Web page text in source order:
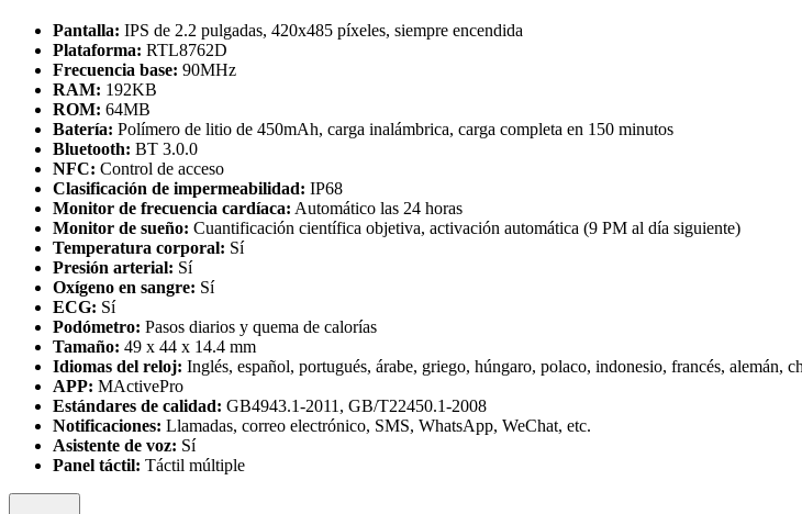
Pantalla: IPS de 2.2 pulgadas, 420x485 píxeles, siempre encendida
Plataforma: RTL8762D
Frecuencia base: 90MHz
RAM: 192KB
ROM: 64MB
Batería: Polímero de litio de 450mAh, carga inalámbrica, carga completa en 150 minutos
Bluetooth: BT 3.0.0
NFC: Control de acceso
Clasificación de impermeabilidad: IP68
Monitor de frecuencia cardíaca: Automático las 24 horas
Monitor de sueño: Cuantificación científica objetiva, activación automática (9 PM al día siguiente)
Temperatura corporal: Sí
Presión arterial: Sí
Oxígeno en sangre: Sí
ECG: Sí
Podómetro: Pasos diarios y quema de calorías
Tamaño: 49 x 44 x 14.4 mm
Idiomas del reloj: Inglés, español, portugués, árabe, griego, húngaro, polaco, indonesio, francés, alemán,
APP: MActivePro
Estándares de calidad: GB4943.1-2011, GB/T22450.1-2008
Notificaciones: Llamadas, correo electrónico, SMS, WhatsApp, WeChat, etc.
Asistente de voz: Sí
Panel táctil: Táctil múltiple